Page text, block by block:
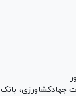
جهادکشاورزی، بانک